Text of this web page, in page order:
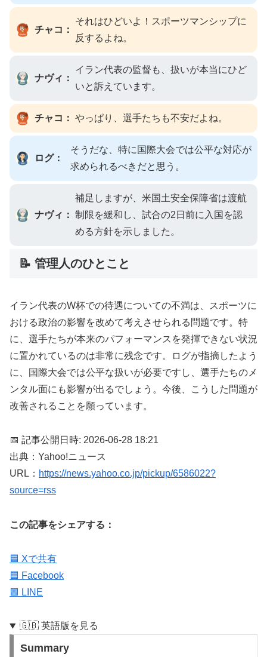
チャコ：
それはひどいよ！スポーツマンシップに
反するよね。
ナヴィ：
イラン代表の監督も、扱いが本当にひど
いと訴えています。
チャコ： やっぱり、選手たちも不安だよね。
ログ：
そうだな、特に国際大会では公平な対応が
求められるべきだと思う。
ナヴィ：
補足しますが、米国土安全保障省は渡航
制限を緩和し、試合の2日前に入国を認
める方針を示しました。
📝 管理人のひとこと
イラン代表のW杯での待遇についての不満は、スポーツに
おける政治の影響を改めて考えさせられる問題です。特
に、選手たちが本来のパフォーマンスを発揮できない状況
に置かれているのは非常に残念です。ログが指摘したよう
に、国際大会では公平な扱いが必要ですし、選手たちのメ
ンタル面にも影響が出るでしょう。今後、こうした問題が
改善されることを願っています。
📅 記事公開日時: 2026-06-28 18:21
出典：Yahoo!ニュース
URL： https://news.yahoo.co.jp/pickup/6586022?
source=rss
この記事をシェアする：
🟦 Xで共有
🟦 Facebook
🟩 LINE
🇬🇧 英語版を見る
Summary